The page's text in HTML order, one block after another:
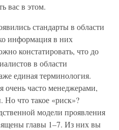
вас в этом.
стандарты в области
информация в них
констатировать, что до
в области
единая терминология.
очень часто менеджерами,
что такое «риск»?
модели проявления
главы 1–7. Из них вы